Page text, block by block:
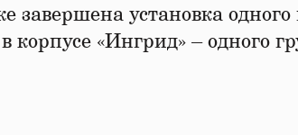
завершена установка одного
корпусе «Ингрид» – одного